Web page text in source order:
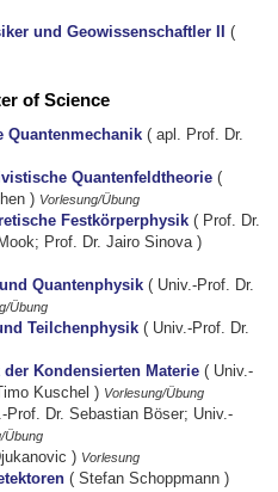
und Geowissenschaftler II(
of Science
Quantenmechanik( apl. Prof. Dr.
Quantenfeldtheorie(
) Vorlesung/Übung
Festkörperphysik( Prof. Dr.
Prof. Dr. Jairo Sinova )
Quantenphysik( Univ.-Prof. Dr.
Übung
Teilchenphysik( Univ.-Prof. Dr.
Kondensierten Materie( Univ.-
Kuschel ) Vorlesung/Übung
Prof. Dr. Sebastian Böser; Univ.-
Übung
) Vorlesung
( Stefan Schoppmann )